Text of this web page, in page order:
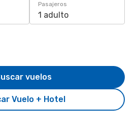
Pasajeros
1 adulto
Vuelo + Hotel
vuelos